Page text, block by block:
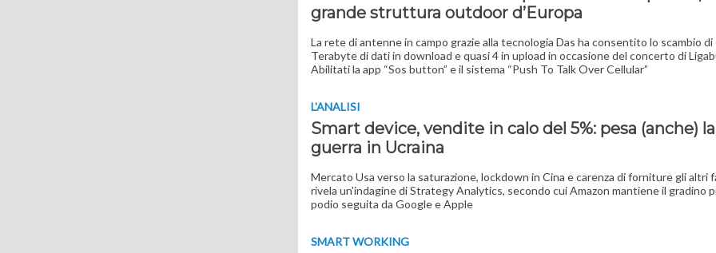
grande struttura outdoor d’Europa
La rete di antenne in campo grazie alla tecnologia Das ha consentito lo scambio
Terabyte di dati in download e quasi 4 in upload in occasione del concerto di
Abilitati la app “Sos button” e il sistema “Push To Talk Over Cellular”
L'ANALISI
Smart device, vendite in calo del 5%: pesa (anche) la
guerra in Ucraina
Mercato Usa verso la saturazione, lockdown in Cina e carenza di forniture gli altri
rivela un'indagine di Strategy Analytics, secondo cui Amazon mantiene il gradino
podio seguita da Google e Apple
SMART WORKING